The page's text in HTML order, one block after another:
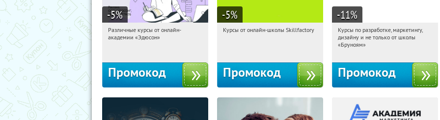
-5%
04:00:17 Получили:
Различные курсы от онлайн-
академии «Эдюсон»
Промокод
-5%
04:00:17
Получи первым!
Курсы от онлайн-школы Skillfactory
Промокод
-11%
04:00:17
Получи первым!
Россия
Курсы по разработке, маркетингу,
дизайну и не только от школы
«Бруноям»
Промокод